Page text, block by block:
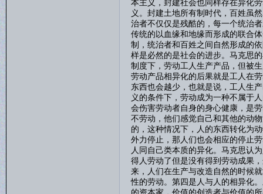
本主义，封建社会也同样存在异化
义。封建土地所有制时代，百姓虽
治者不仅仅是残酷的，每一个统治
传统的以血缘和地缘而形成的联合
制，统治者和百姓之间自然形成的
样是必然的是社会的进步。马克思
制度下，劳动工人生产产品，但被
劳动产品相异化的后果就是工人在
东西也会越少，也就是说，工人生
义的条件下，劳动成为一种不属于
会伤害劳动者自身的身心健康，是
不劳动，他们感觉自己和其他的动
的，这种情况下，人的东西转化为
外力停止，那人们也会相应的停止
人同自己类本质的异化。马克思认
得人劳动了但是没有得到劳动成果
来，人们在生产与改造自然的时候
性的劳动。第四是人与人的相异化
的资本家，价值的创造者与价值的